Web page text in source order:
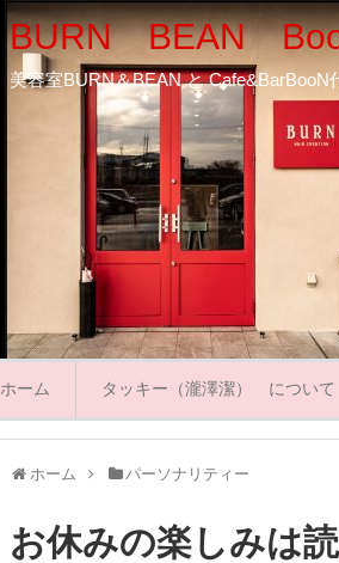
BURN BEAN
美容室BURN＆BEAN と
ホーム タッキー（瀧澤潔） について
ホーム パーソナリティー
お休みの楽しみは